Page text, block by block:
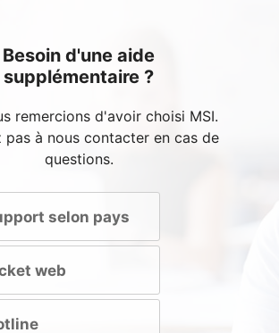
Besoin d'une aide
supplémentaire ?
remercions d'avoir choisi MSI.
pas à nous contacter en cas de
questions.
selon pays
web